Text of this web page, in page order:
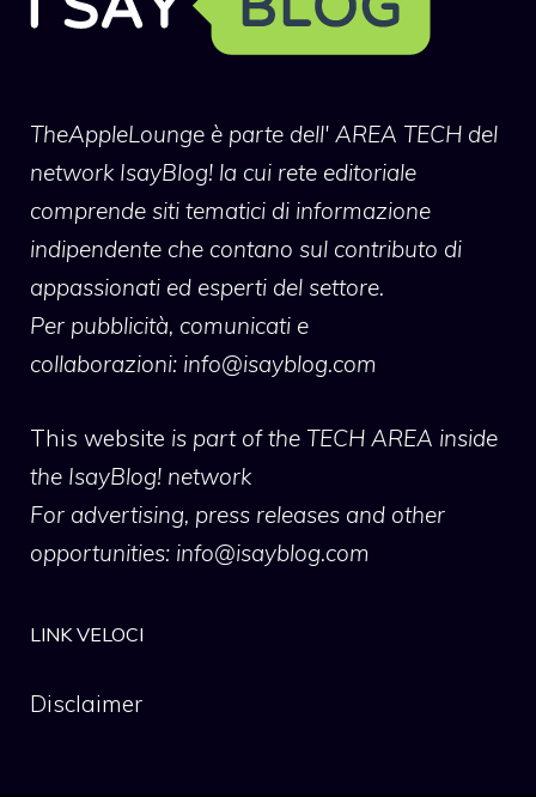
TheAppleLounge è parte dell' AREA TECH del
network IsayBlog! la cui rete editoriale
comprende siti tematici di informazione
indipendente che contano sul contributo di
appassionati ed esperti del settore.
Per pubblicità, comunicati e
collaborazioni: info@isayblog.com
This website is part of the TECH AREA inside
the IsayBlog! network
For advertising, press releases and other
opportunities: info@isayblog.com
LINK VELOCI
Disclaimer